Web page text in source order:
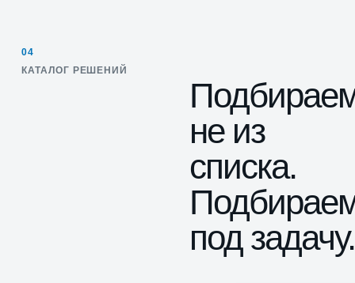
04
КАТАЛОГ РЕШЕНИЙ
не из
списка.
под задачу.